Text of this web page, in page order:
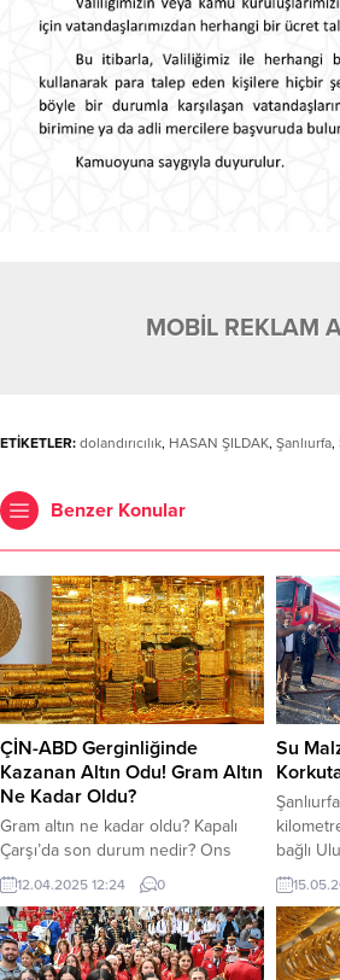
MOBİL REKLAM
ETİKETLER: dolandırıcılık, HASAN ŞILDAK, Şanlıurfa,
Benzer Konular
ÇİN-ABD Gerginliğinde
Kazanan Altın Odu! Gram Altın
Ne Kadar Oldu?
Gram altın ne kadar oldu? Kapalı
Çarşı’da son durum nedir? Ons
altın kaç Dolar? ABD Başkanı
Donald Trump’ın gümrük vergilerini
artırmasıyla iyice kızışmaya
başlayan ticaret savaşları altının
yükselmesine neden oluyor.
12.04.2025 12:24 0
Su
bağlı
bir su
yangın
Ulubağ
su
çıktı.